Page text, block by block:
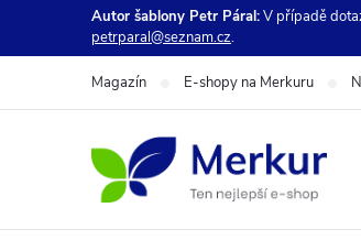
Autor šablony Petr Páral:V případě
petrparal@seznam.cz.
Magazín E-shopy na Merkuru